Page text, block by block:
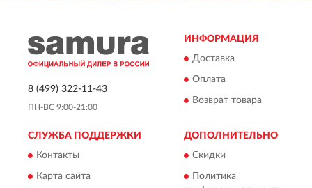
8 (499) 322-11-43
ПН-ВС 9:00-21:00
ИНФОРМАЦИЯ
Доставка
Оплата
Возврат товара
СЛУЖБА ПОДДЕРЖКИ
Контакты
Карта сайта
ДОПОЛНИТЕЛЬНО
Скидки
Политика